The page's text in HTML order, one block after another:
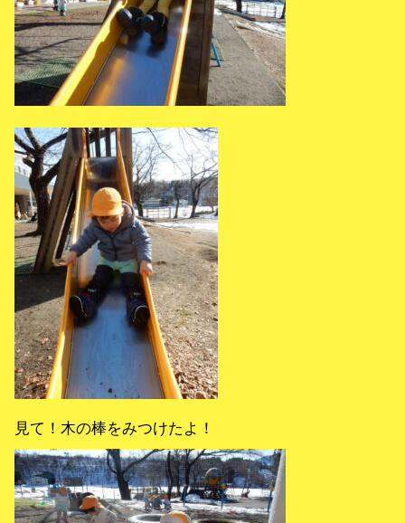
見て！木の棒をみつけたよ！